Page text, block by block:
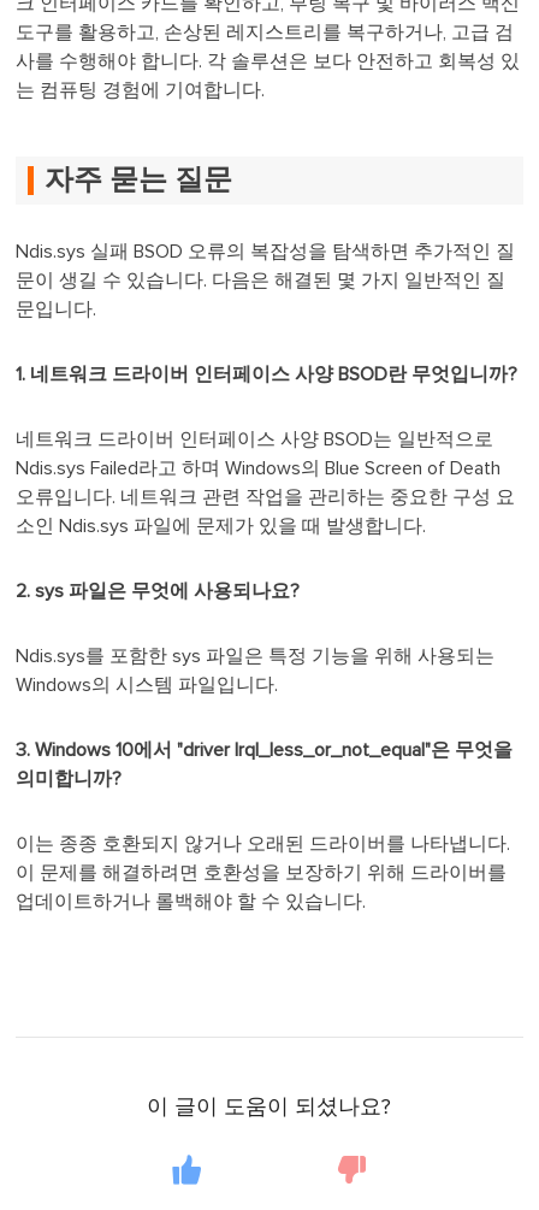
도구를 활용하고, 손상된 레지스트리를 복구하거나, 고급 검
사를 수행해야 합니다. 각 솔루션은 보다 안전하고 회복성 있
는 컴퓨팅 경험에 기여합니다.
자주 묻는 질문
Ndis.sys 실패 BSOD 오류의 복잡성을 탐색하면 추가적인 질
문이 생길 수 있습니다. 다음은 해결된 몇 가지 일반적인 질
문입니다.
1. 네트워크 드라이버 인터페이스 사양 BSOD란 무엇입니까?
네트워크 드라이버 인터페이스 사양 BSOD는 일반적으로
Ndis.sys Failed라고 하며 Windows의 Blue Screen of Death
오류입니다. 네트워크 관련 작업을 관리하는 중요한 구성 요
소인 Ndis.sys 파일에 문제가 있을 때 발생합니다.
2. sys 파일은 무엇에 사용되나요?
Ndis.sys를 포함한 sys 파일은 특정 기능을 위해 사용되는
Windows의 시스템 파일입니다.
3. Windows 10에서 "driver Irql_less_or_not_equal"은 무엇을
의미합니까?
이는 종종 호환되지 않거나 오래된 드라이버를 나타냅니다.
이 문제를 해결하려면 호환성을 보장하기 위해 드라이버를
업데이트하거나 롤백해야 할 수 있습니다.
이 글이 도움이 되셨나요?